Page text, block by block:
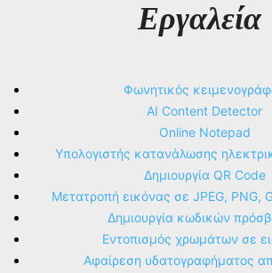
Εργαλεία
Φωνητικός
AI Content Detector
Online Notepad
Υπολογιστής κατανάλωσης
Δημιουργία QR Code
Μετατροπή εικόνας σε JPEG, PNG,
Δημιουργία κωδικών
Εντοπισμός χρωμάτων σε
Αφαίρεση υδατογραφήματος